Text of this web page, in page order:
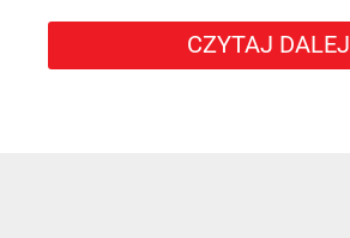
CZYTAJ DALEJ